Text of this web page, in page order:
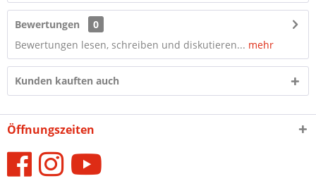
Bewertungen
0
Bewertungen lesen, schreiben und diskutieren... mehr
Kunden kauften auch
Öffnungszeiten